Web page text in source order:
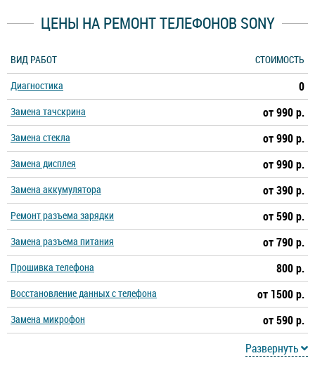
Xperia 5 II Xperia 5 III
Xperia C5 Ultra
Xperia L1
Xperia L3 Xperia L4
Xperia Pro
Xperia S Xperia X
Xperia X Compact Xperia X Performance
Xperia XA Xperia XA Ultra
Xperia XA1 Xperia XA1 Plus
Xperia XA2
ЦЕНЫ НА РЕМОНТ ТЕЛЕФОНОВ SONY
ВИД РАБОТ
СТОИМОСТЬ
Диагностика
0
Замена тачскрина от 990 р.
Замена стекла от 990 р.
Замена дисплея от 990 р.
Замена аккумулятора от 390 р.
Ремонт разъема зарядки от 590 р.
Замена разъема питания от 790 р.
Прошивка телефона 800 р.
Восстановление данных с телефона от 1500 р.
Замена микрофон
от 590 р.
Развернуть